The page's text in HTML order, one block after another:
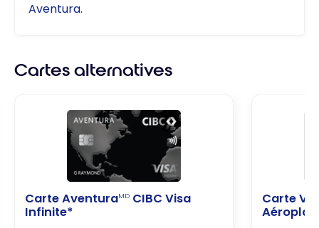
Aventura.
Cartes alternatives
Carte AventuraMD CIBC Visa
Infinite*
Carte
Aéroplan